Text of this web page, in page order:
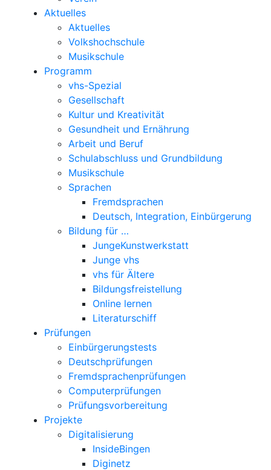
Aktuelles
Aktuelles
Volkshochschule
Musikschule
Programm
vhs-Spezial
Gesellschaft
Kultur und Kreativität
Gesundheit und Ernährung
Arbeit und Beruf
Schulabschluss und Grundbildung
Musikschule
Sprachen
Fremdsprachen
Deutsch, Integration, Einbürgerung
Bildung für …
JungeKunstwerkstatt
Junge vhs
vhs für Ältere
Bildungsfreistellung
Online lernen
Literaturschiff
Prüfungen
Einbürgerungstests
Deutschprüfungen
Fremdsprachenprüfungen
Computerprüfungen
Prüfungsvorbereitung
Projekte
Digitalisierung
InsideBingen
Diginetz